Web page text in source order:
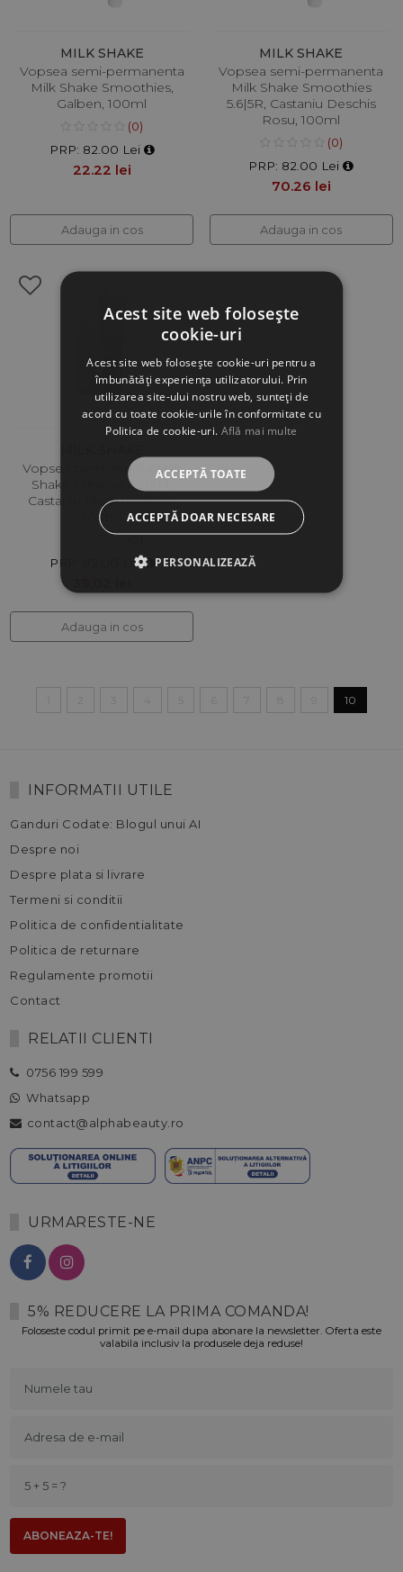
MILK SHAKE
Vopsea semi-permanenta
Milk Shake Smoothies,
Galben, 100ml
(0)
PRP: 82.00 Lei
22.22 lei
Adauga in cos
MILK SHAKE
Vopsea semi-permanenta
Milk Shake Smoothies
5.6|5R, Castaniu Deschis
Rosu, 100ml
(0)
PRP: 82.00 Lei
70.26 lei
Adauga in cos
Vopsea permanenta Milk
Shake Creative 4.5|4M,
Castaniu Mediu Mahon,
100ml
(0)
PRP: 82.00 Lei
Adauga in cos
10
INFORMATII UTILE
Ganduri Codate: Blogul unui AI
Despre noi
Despre plata si livrare
Termeni si conditii
Politica de confidentialitate
Politica de returnare
Regulamente promotii
Contact
RELATII CLIENTI
0756 199 599
Whatsapp
contact@alphabeauty.ro
URMARESTE-NE
5% REDUCERE LA PRIMA COMANDA!
Foloseste codul primit pe e-mail dupa abonare la newsletter. Oferta este
valabila inclusiv la produsele deja reduse!
Acest site web folosește
cookie-uri
Acest site web folosește cookie-uri pentru a
îmbunătăți experiența utilizatorului. Prin
utilizarea site-ului nostru web, sunteți de
acord cu toate cookie-urile în conformitate cu
Politica de cookie-uri. Află mai multe
ACCEPTĂ TOATE
ACCEPTĂ DOAR NECESARE
PERSONALIZEAZĂ